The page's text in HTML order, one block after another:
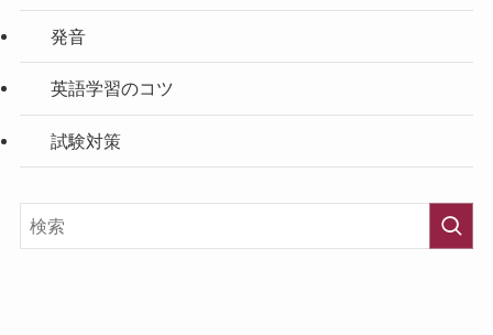
発音
英語学習のコツ
試験対策